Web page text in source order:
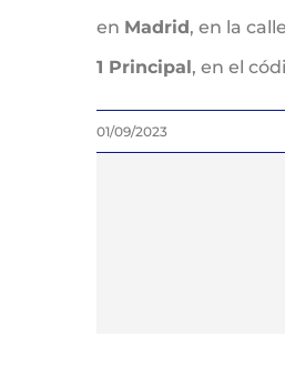
en Madrid, en la calle
1 Principal, en el
01/09/2023